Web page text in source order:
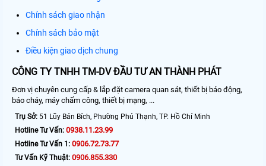
Chính sách giao nhận
Chính sách bảo mật
Điều kiện giao dịch chung
CÔNG TY TNHH TM-DV ĐẦU TƯ AN THÀNH PHÁT
Đơn vị chuyên cung cấp & lắp đặt camera quan sát, thiết bị báo động,
báo cháy, máy chấm công, thiết bị mạng, ...
Trụ Sở: 51 Lũy Bán Bích, Phường Phú Thạnh, TP. Hồ Chí Minh
Hotline Tư Vấn: 0938.11.23.99
Hotline Tư Vấn 1: 0906.72.73.77
Tư Vấn Kỹ Thuật: 0906.855.330